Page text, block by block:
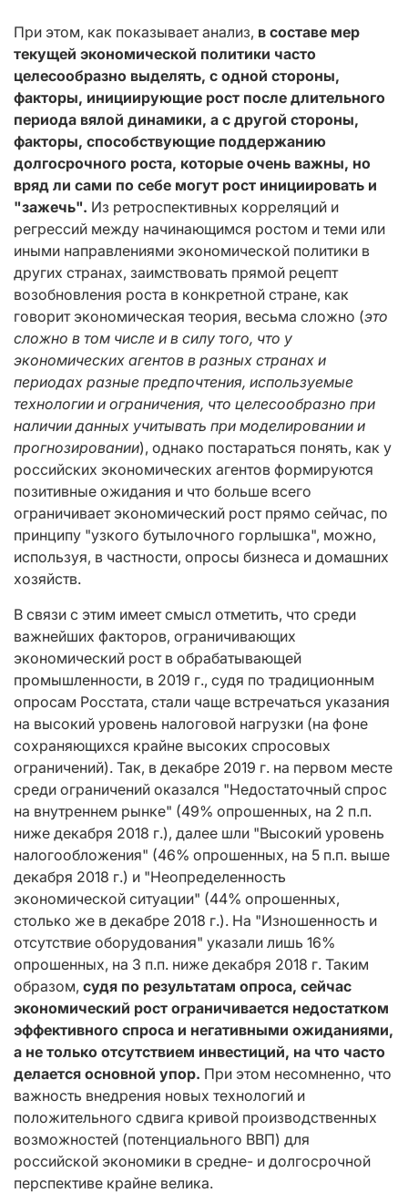
При этом, как показывает анализ, в составе мер
текущей экономической политики часто
целесообразно выделять, с одной стороны,
факторы, инициирующие рост после длительного
периода вялой динамики, а с другой стороны,
факторы, способствующие поддержанию
долгосрочного роста, которые очень важны, но
вряд ли сами по себе могут рост инициировать и
"зажечь". Из ретроспективных корреляций и
регрессий между начинающимся ростом и теми или
иными направлениями экономической политики в
других странах, заимствовать прямой рецепт
возобновления роста в конкретной стране, как
говорит экономическая теория, весьма сложно (это
сложно в том числе и в силу того, что у
экономических агентов в разных странах и
периодах разные предпочтения, используемые
технологии и ограничения, что целесообразно при
наличии данных учитывать при моделировании и
прогнозировании), однако постараться понять, как у
российских экономических агентов формируются
позитивные ожидания и что больше всего
ограничивает экономический рост прямо сейчас, по
принципу "узкого бутылочного горлышка", можно,
используя, в частности, опросы бизнеса и домашних
хозяйств.
В связи с этим имеет смысл отметить, что среди
важнейших факторов, ограничивающих
экономический рост в обрабатывающей
промышленности, в 2019 г., судя по традиционным
опросам Росстата, стали чаще встречаться указания
на высокий уровень налоговой нагрузки (на фоне
сохраняющихся крайне высоких спросовых
ограничений). Так, в декабре 2019 г. на первом месте
среди ограничений оказался "Недостаточный спрос
на внутреннем рынке" (49% опрошенных, на 2 п.п.
ниже декабря 2018 г.), далее шли "Высокий уровень
налогообложения" (46% опрошенных, на 5 п.п. выше
декабря 2018 г.) и "Неопределенность
экономической ситуации" (44% опрошенных,
столько же в декабре 2018 г.). На "Изношенность и
отсутствие оборудования" указали лишь 16%
опрошенных, на 3 п.п. ниже декабря 2018 г. Таким
образом, судя по результатам опроса, сейчас
экономический рост ограничивается недостатком
эффективного спроса и негативными ожиданиями,
а не только отсутствием инвестиций, на что часто
делается основной упор. При этом несомненно, что
важность внедрения новых технологий и
положительного сдвига кривой производственных
возможностей (потенциального ВВП) для
российской экономики в средне- и долгосрочной
перспективе крайне велика.